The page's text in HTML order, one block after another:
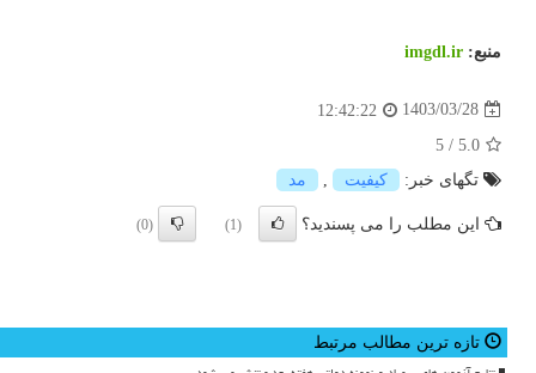
منبع: imgdl.ir
1403/03/28
12:42:22
5.0
/
5
تگهای خبر:
كیفیت , مد
این مطلب را می پسندید؟ (1)
(0)
تازه ترین مطالب مرتبط